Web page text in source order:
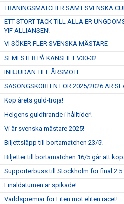
TRÄNINGSMATCHER SAMT SVENSKA
ETT STORT TACK TILL ALLA ER
YIF ALLIANSEN!
VI SÖKER FLER SVENSKA MÄSTARE
SEMESTER PÅ KANSLIET V30-32
INBJUDAN TILL ÅRSMÖTE
SÄSONGSKORTEN FÖR 2025/2026 ÄR
Köp årets guld-tröja!
Helgens guldfirande i hålltider!
Vi är svenska mästare 2025!
Biljettsläpp till bortamatchen 23/5!
Biljetter till bortamatchen 16/5 går att
Supporterbuss till Stockholm för final 2:5.
Finaldatumen är spikade!
Världspremiär för Liten mot eliten racet!